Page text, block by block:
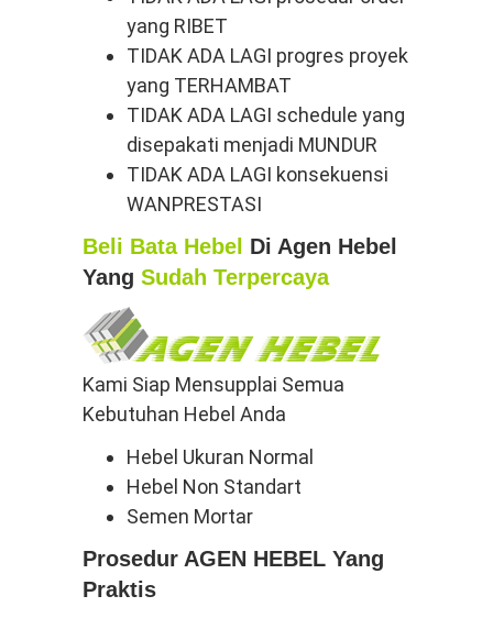
yang RIBET
TIDAK ADA LAGI progres proyek
yang TERHAMBAT
TIDAK ADA LAGI schedule yang
disepakati menjadi MUNDUR
TIDAK ADA LAGI konsekuensi
WANPRESTASI
Beli Bata Hebel Di Agen Hebel
Yang Sudah Terpercaya
Kami Siap Mensupplai Semua
Kebutuhan Hebel Anda
Hebel Ukuran Normal
Hebel Non Standart
Semen Mortar
Prosedur AGEN HEBEL Yang
Praktis